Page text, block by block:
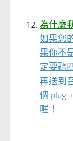
為什麼
如果您
果你不
定要聽
再送到
個
喔！